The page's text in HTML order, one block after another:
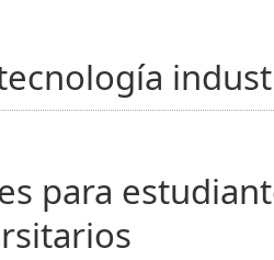
para